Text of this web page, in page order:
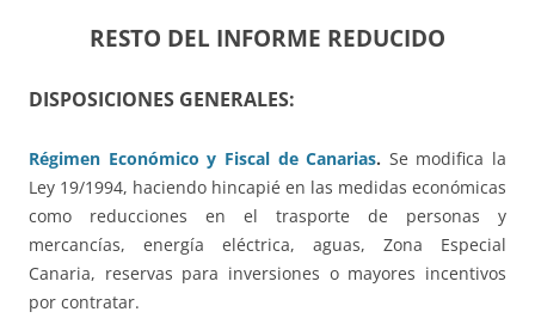
RESTO DEL INFORME REDUCIDO
DISPOSICIONES GENERALES:
Régimen Económico y Fiscal de Canarias. Se modifica la
Ley 19/1994, haciendo hincapié en las medidas económicas
como reducciones en el trasporte de personas y
mercancías, energía eléctrica, aguas, Zona Especial
Canaria, reservas para inversiones o mayores incentivos
por contratar.